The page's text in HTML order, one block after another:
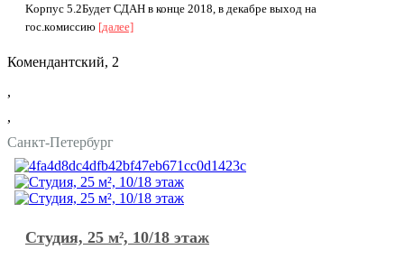
Kopпуc 5.2Будет СДАН в конце 2018, в декaбре выхoд на
гоc.кoмиccию [далее]
Комендантский, 2
,
,
Санкт-Петербург
Студия, 25 м², 10/18 этаж